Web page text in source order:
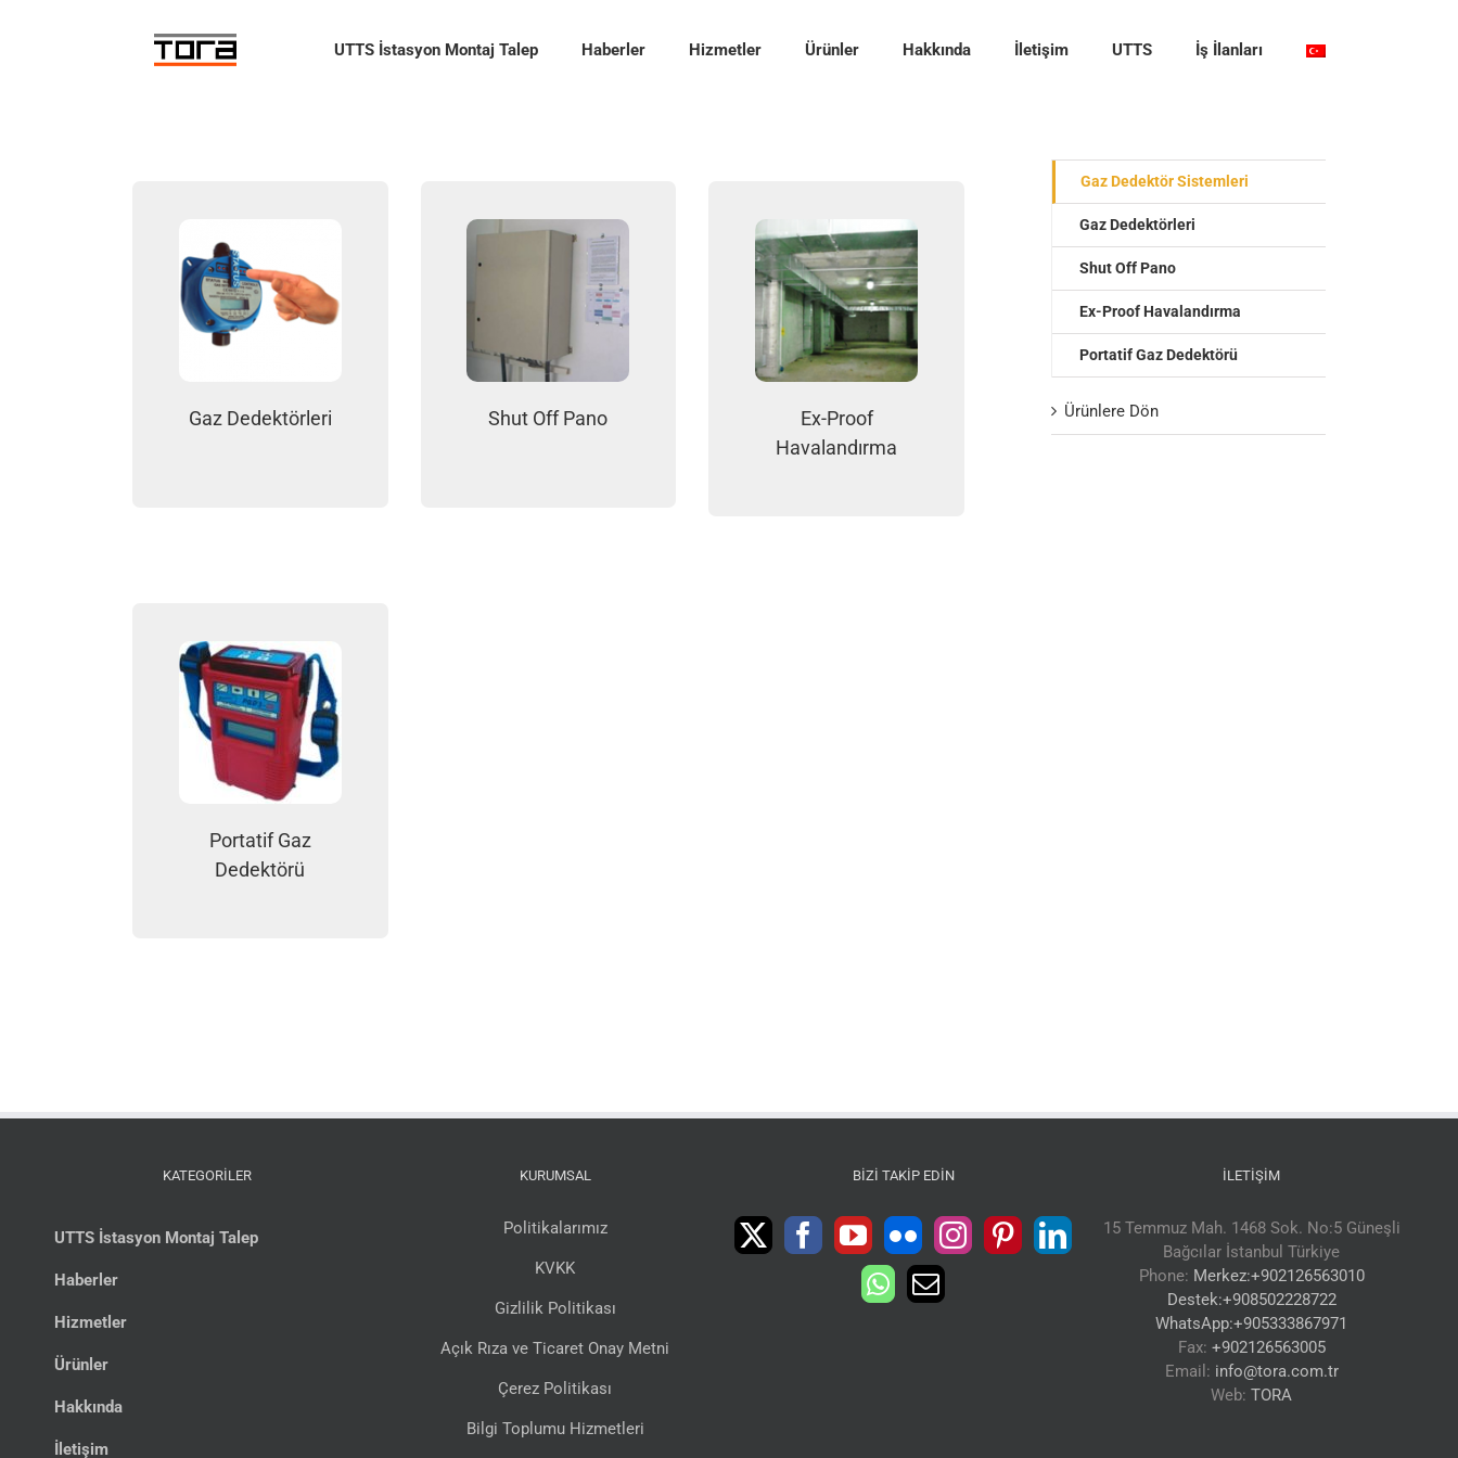
UTTS İstasyon Montaj Talep Haberler Hizmetler Ürünler Hakkında İletişim UTTS İş İlanları
Gaz Dedektörleri Shut Off Pano
Ex-Proof
Havalandırma
Portatif Gaz
Dedektörü
Gaz Dedektör Sistemleri
Gaz Dedektörleri
Shut Off Pano
Ex-Proof Havalandırma
Portatif Gaz Dedektörü
Ürünlere Dön
KATEGORİLER
UTTS İstasyon Montaj Talep
Haberler
Hizmetler
Ürünler
Hakkında
İletişim
KURUMSAL
Politikalarımız
KVKK
Gizlilik Politikası
Açık Rıza ve Ticaret Onay Metni
Çerez Politikası
Bilgi Toplumu Hizmetleri
BIZI TAKIP EDIN İLETIŞIM
15 Temmuz Mah. 1468 Sok. No:5 Güneşli
Bağcılar İstanbul Türkiye
Phone: Merkez:+902126563010
Destek:+908502228722
WhatsApp:+905333867971
Fax: +902126563005
Email: info@tora.com.tr
Web: TORA